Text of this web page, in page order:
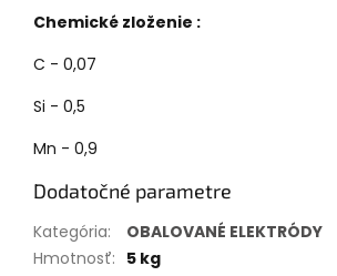
Chemické zloženie :
C - 0,07
Si - 0,5
Mn - 0,9
Dodatočné parametre
Kategória:
OBALOVANÉ ELEKTRÓDY
Hmotnosť: 5 kg